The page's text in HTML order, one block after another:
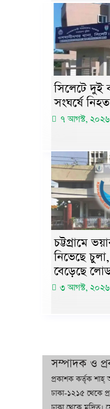
সিলেটে দুই
সংঘর্ষে
৭ আগস্ট, ২০২৬
চট্টগ্রামে
নিভেছে
বেড়েছে
৩ আগস্ট, ২০২৬
সম্পাদক ও
প্রকাশক কর্তৃক শাহ্
ঢাকা-১২১৫ থেকে